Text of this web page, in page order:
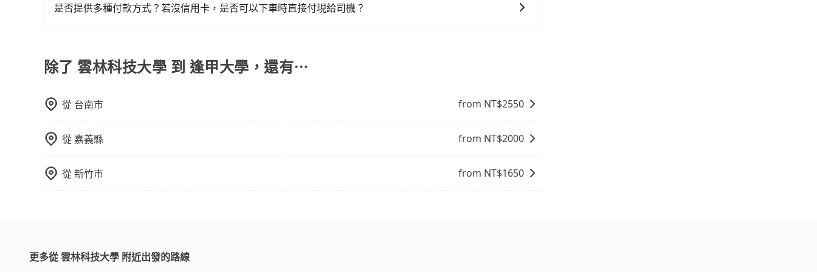
子收據。
用車前一天才開始安排車輛，並於用車前一天晚上8點提供服務司機和車輛資訊。如果您有特殊的用車需求，可
是否提供多種付款方式？若沒信用卡，是否可以下車時直接付現給司機？
費，或者利用 ATM 完成匯款。
除了 雲林科技大學 到 逢甲大學，還有⋯
從 台南市 from NT$2550
從 嘉義縣 from NT$2000
從新竹市 from NT$1650
更多從 雲林科技大學 附近出發的路線